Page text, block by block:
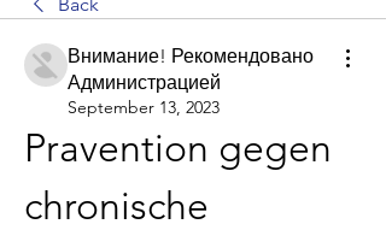
Внимание! Рекомендовано
Администрацией
September 13, 2023
Pravention gegen
chronische